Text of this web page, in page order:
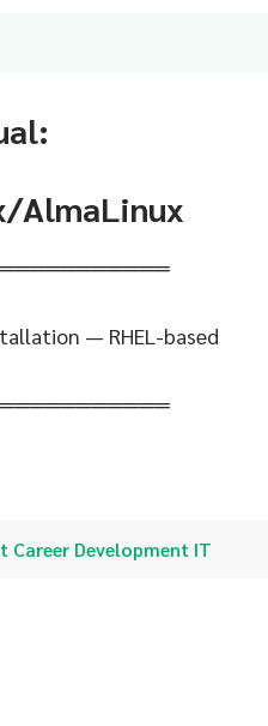
AlmaLinux
— RHEL-based
Development IT